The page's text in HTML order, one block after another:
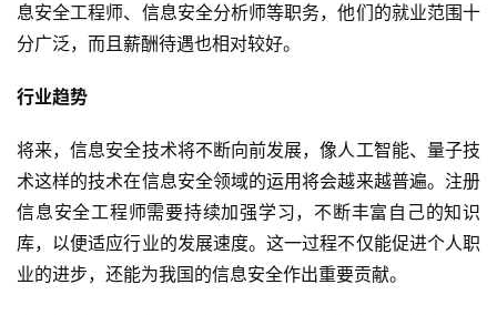
息安全工程师、信息安全分析师等职务，他们的就业范围十
分广泛，而且薪酬待遇也相对较好。
行业趋势
将来，信息安全技术将不断向前发展，像人工智能、量子技
术这样的技术在信息安全领域的运用将会越来越普遍。注册
信息安全工程师需要持续加强学习，不断丰富自己的知识
库，以便适应行业的发展速度。这一过程不仅能促进个人职
业的进步，还能为我国的信息安全作出重要贡献。